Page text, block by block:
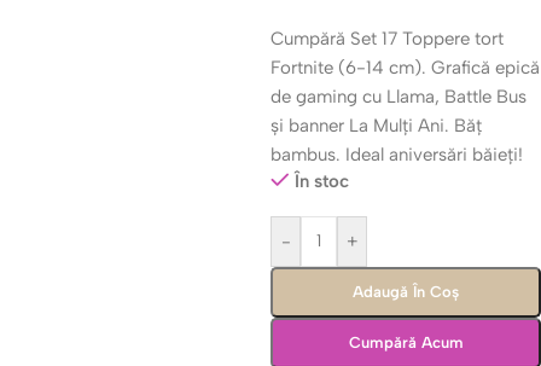
Cumpără Set 17 Toppere tort
Fortnite (6-14 cm). Grafică epică
de gaming cu Llama, Battle Bus
și banner La Mulți Ani. Băț
bambus. Ideal aniversări băieți!
În stoc
- +
Adaugă În Coș
Cumpără Acum